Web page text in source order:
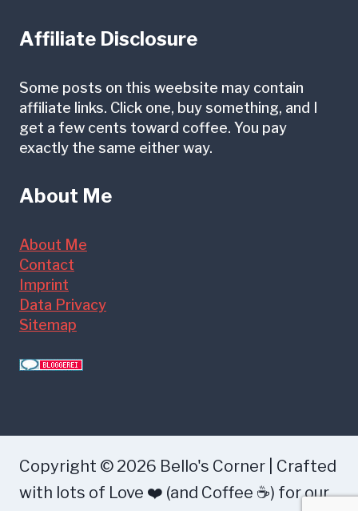
Affiliate Disclosure
Some posts on this weebsite may contain
affiliate links. Click one, buy something, and I
get a few cents toward coffee. You pay
exactly the same either way.
About Me
About Me
Contact
Imprint
Data Privacy
Sitemap
Copyright © 2026 Bello's Corner | Crafted
with lots of Love ❤️ (and Coffee ☕) for our